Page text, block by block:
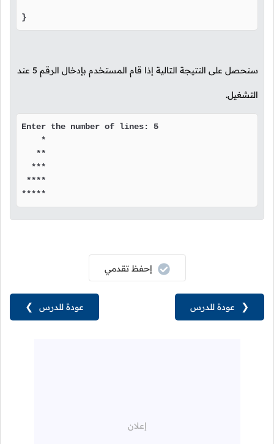
}
سنحصل على النتيجة التالية إذا قام المستخدم بإدخال الرقم 5 عند
التشغيل.
Enter the number of lines: 5
    *
   **
  ***
****
*****
عودة للدرس ❯
إحفظ تقدمي
❮ عودة للدرس